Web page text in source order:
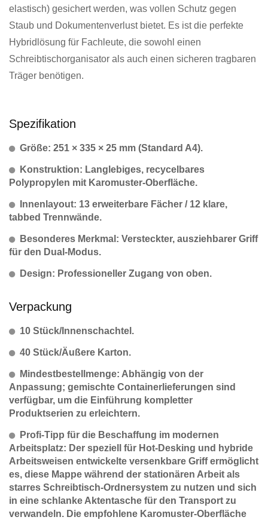
elastisch) gesichert werden, was vollen Schutz gegen
Staub und Dokumentenverlust bietet. Es ist die perfekte
Hybridlösung für Fachleute, die sowohl einen
Schreibtischorganisator als auch einen sicheren tragbaren
Träger benötigen.
Spezifikation
Größe: 251 × 335 × 25 mm (Standard A4).
Konstruktion: Langlebiges, recycelbares
Polypropylen mit Karomuster-Oberfläche.
Innenlayout: 13 erweiterbare Fächer / 12 klare,
tabbed Trennwände.
Besonderes Merkmal: Versteckter, ausziehbarer Griff
für den Dual-Modus.
Design: Professioneller Zugang von oben.
Verpackung
10 Stück/Innenschachtel.
40 Stück/Äußere Karton.
Mindestbestellmenge: Abhängig von der
Anpassung; gemischte Containerlieferungen sind
verfügbar, um die Einführung kompletter
Produktserien zu erleichtern.
Profi-Tipp für die Beschaffung im modernen
Arbeitsplatz: Der speziell für Hot-Desking und hybride
Arbeitsweisen entwickelte versenkbare Griff ermöglicht
es, diese Mappe während der stationären Arbeit als
starres Schreibtisch-Ordnersystem zu nutzen und sich
in eine schlanke Aktentasche für den Transport zu
verwandeln. Die empfohlene Karomuster-Oberfläche